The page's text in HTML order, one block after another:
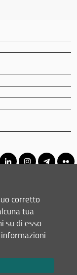
di Firenze UNIFI
Cod.Fis 01279680480
- 50134 Firenze (FI)
saluteumana.unifi.it
corretto
tua
su di esso